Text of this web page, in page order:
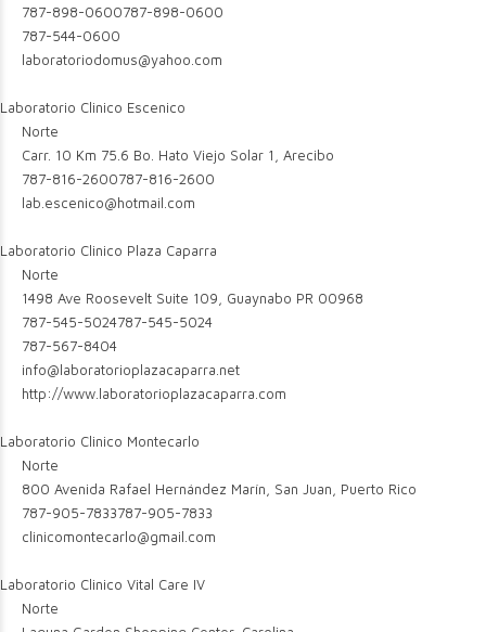
787-898-0600787-898-0600
787-544-0600
laboratoriodomus@yahoo.com
Laboratorio Clinico Escenico
Norte
Carr. 10 Km 75.6 Bo. Hato Viejo Solar 1, Arecibo
787-816-2600787-816-2600
lab.escenico@hotmail.com
Laboratorio Clinico Plaza Caparra
Norte
1498 Ave Roosevelt Suite 109, Guaynabo PR 00968
787-545-5024787-545-5024
787-567-8404
info@laboratorioplazacaparra.net
http://www.laboratorioplazacaparra.com
Laboratorio Clinico Montecarlo
Norte
800 Avenida Rafael Hernández Marín, San Juan, Puerto Rico
787-905-7833787-905-7833
clinicomontecarlo@gmail.com
Laboratorio Clinico Vital Care IV
Norte